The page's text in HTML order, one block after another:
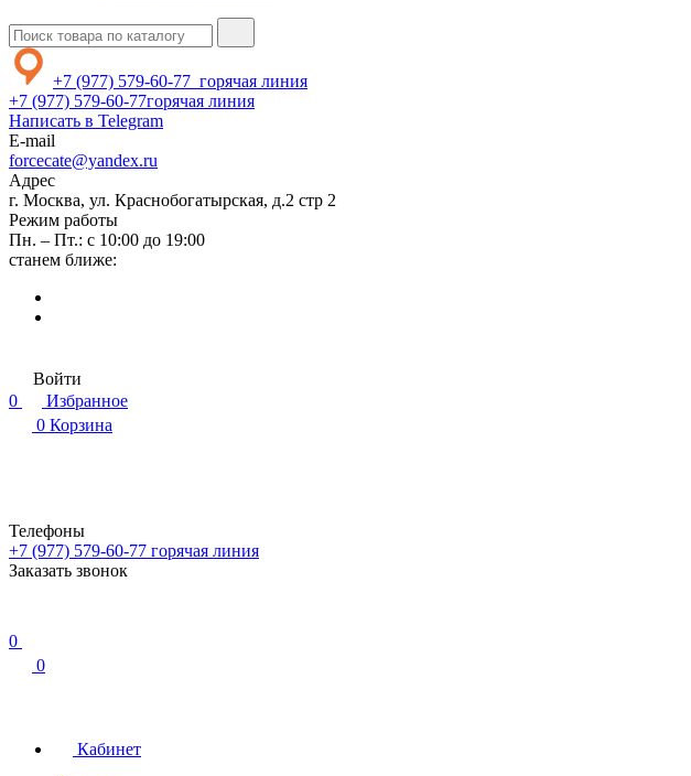
+7 (977) 579-60-77 горячая линия
+7 (977) 579-60-77горячая линия
Написать в Telegram
E-mail
forcecate@yandex.ru
Адрес
г. Москва, ул. Краснобогатырская, д.2 стр 2
Режим работы
Пн. – Пт.: с 10:00 до 19:00
станем ближе:
Войти
0
Избранное
0 Корзина
Телефоны
+7 (977) 579-60-77 горячая линия
Заказать звонок
0
0
Кабинет